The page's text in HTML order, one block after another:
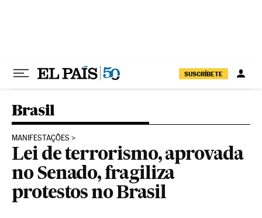
SUSCRÍBETE
Brasil
MANIFESTAÇÕES
Lei de terrorismo, aprovada
no Senado, fragiliza
protestos no Brasil